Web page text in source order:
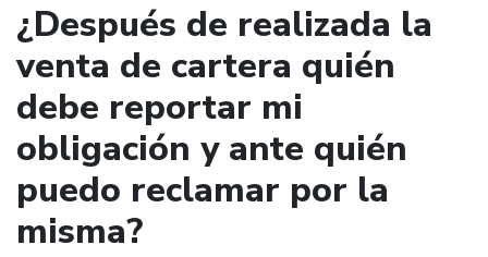
¿Después de realizada la
venta de cartera quién
debe reportar mi
obligación y ante quién
puedo reclamar por la
misma?